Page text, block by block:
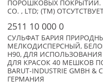
ПОРОШКОВЫХ ПОКРЫТИЙ. ;
CO. , LTD; (TM)
2511 10 000 0
СУЛЬФАТ БАРИЯ
МЕЛКОДИСПЕРСНЫЙ,
H90, ДЛЯ
ДЛЯ КРАСОК 40 МЕШКОВ ПО
BARUT-INDUSTRIE GMBH &
ГЕРМАНИЯ